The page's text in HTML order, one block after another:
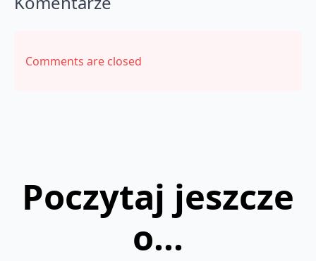
Comments are closed
Poczytaj jeszcze
o...